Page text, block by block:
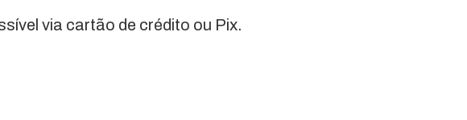
via cartão de crédito ou Pix.